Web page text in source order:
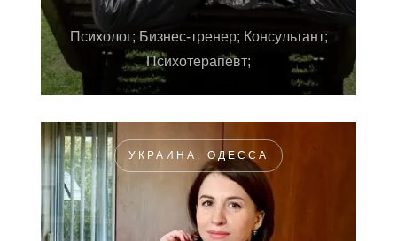
Психолог; Бизнес-тренер; Консультант;
Психотерапевт;
УКРАИНА, ОДЕССА